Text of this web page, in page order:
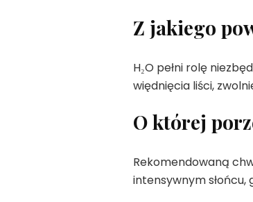
Z jakiego
H₂O pełni rolę
więdnięcia liści,
O której
Rekomendowaną
intensywnym